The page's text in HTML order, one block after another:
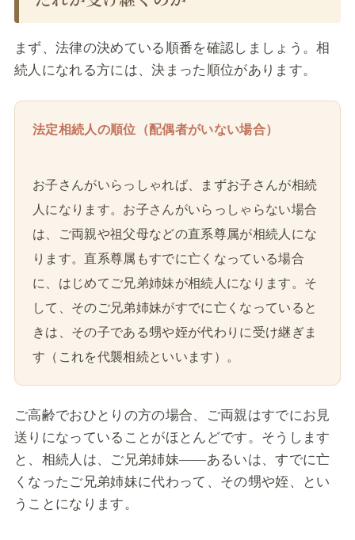
まず、法律の決めている順番を確認しましょう。相
続人になれる方には、決まった順位があります。
法定相続人の順位（配偶者がいない場合）
お子さんがいらっしゃれば、まずお子さんが相続
人になります。お子さんがいらっしゃらない場合
は、ご両親や祖父母などの直系尊属が相続人にな
ります。直系尊属もすでに亡くなっている場合
に、はじめてご兄弟姉妹が相続人になります。そ
して、そのご兄弟姉妹がすでに亡くなっていると
きは、その子である甥や姪が代わりに受け継ぎま
す（これを代襲相続といいます）。
ご高齢でおひとりの方の場合、ご両親はすでにお見
送りになっていることがほとんどです。そうします
と、相続人は、ご兄弟姉妹――あるいは、すでに亡
くなったご兄弟姉妹に代わって、その甥や姪、とい
うことになります。